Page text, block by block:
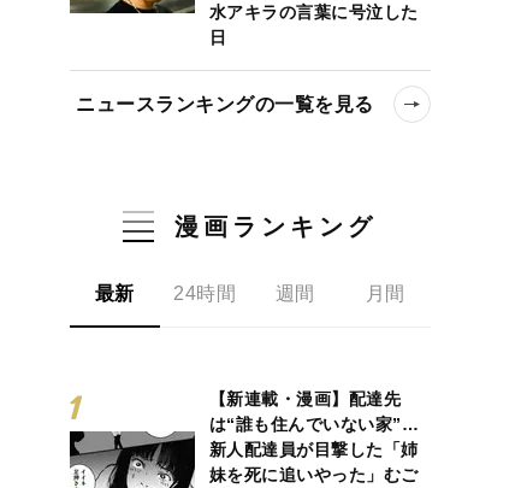
水アキラの言葉に号泣した
日
ニュースランキングの一覧を見る
漫画ランキング
最新 24時間 週間 月間
【新連載・漫画】配達先
は“誰も住んでいない家”…
新人配達員が目撃した「姉
妹を死に追いやった」むご